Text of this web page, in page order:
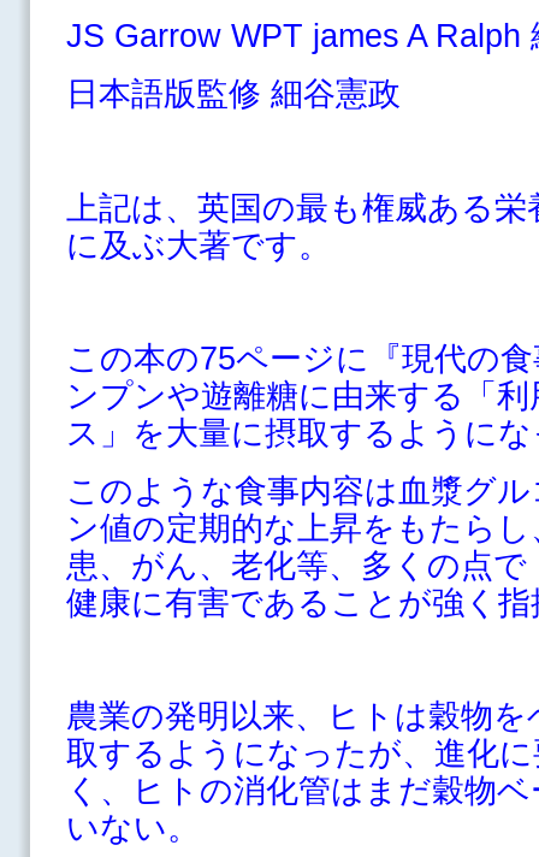
JS Garrow WPT james A Ralph
日本語版監修 細谷憲政
上記は、英国の最も権威ある
に及ぶ大著です。
この本の75ページに『現代の
ンプンや遊離糖に由来する「
ス」を大量に摂取するように
このような食事内容は血漿グ
ン値の定期的な上昇をもたら
患、がん、老化等、多くの点で
健康に有害であることが強く
農業の発明以来、ヒトは穀物
取するようになったが、進化
く、ヒトの消化管はまだ穀物
いない。